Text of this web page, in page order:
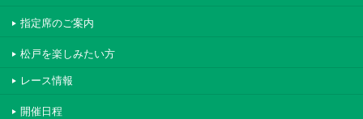
指定席のご案内
松戸を楽しみたい方
レース情報
開催日程